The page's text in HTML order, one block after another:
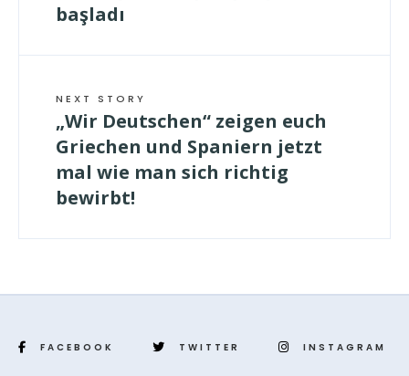
başladı
NEXT STORY
„Wir Deutschen“ zeigen euch
Griechen und Spaniern jetzt
mal wie man sich richtig
bewirbt!
FACEBOOK TWITTER INSTAGRAM